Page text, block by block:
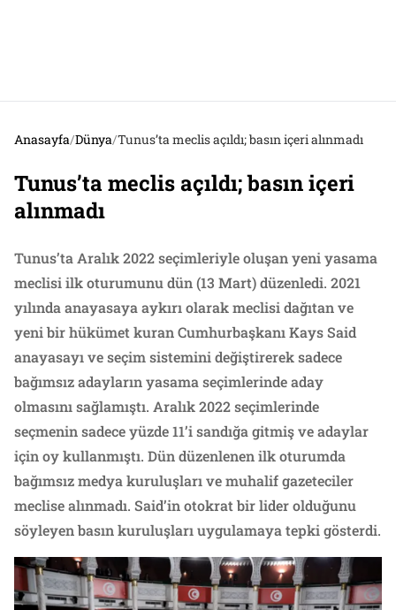
Anasayfa/Dünya/Tunus’ta meclis açıldı; basın içeri alınmadı
Tunus’ta meclis açıldı; basın içeri
alınmadı
Tunus’ta Aralık 2022 seçimleriyle oluşan yeni yasama
meclisi ilk oturumunu dün (13 Mart) düzenledi. 2021
yılında anayasaya aykırı olarak meclisi dağıtan ve
yeni bir hükümet kuran Cumhurbaşkanı Kays Said
anayasayı ve seçim sistemini değiştirerek sadece
bağımsız adayların yasama seçimlerinde aday
olmasını sağlamıştı. Aralık 2022 seçimlerinde
seçmenin sadece yüzde 11’i sandığa gitmiş ve adaylar
için oy kullanmıştı. Dün düzenlenen ilk oturumda
bağımsız medya kuruluşları ve muhalif gazeteciler
meclise alınmadı. Said’in otokrat bir lider olduğunu
söyleyen basın kuruluşları uygulamaya tepki gösterdi.